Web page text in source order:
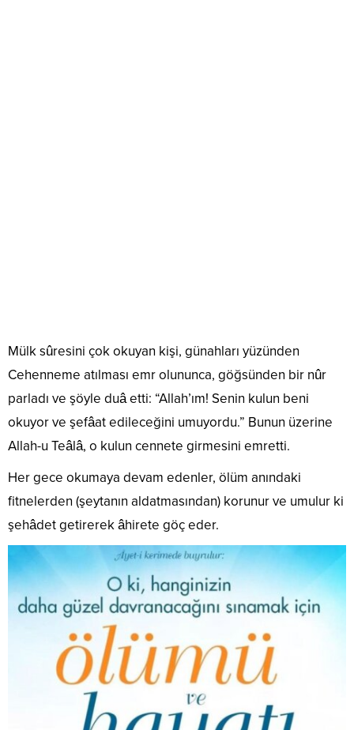
Mülk sûresini çok okuyan kişi, günahları yüzünden
Cehenneme atılması emr olununca, göğsünden bir nûr
parladı ve şöyle duâ etti: “Allah’ım! Senin kulun beni
okuyor ve şefâat edileceğini umuyordu.” Bunun üzerine
Allah-u Teâlâ, o kulun cennete girmesini emretti.
Her gece okumaya devam edenler, ölüm anındaki
fitnelerden (şeytanın aldatmasından) korunur ve umulur ki
şehâdet getirerek âhirete göç eder.